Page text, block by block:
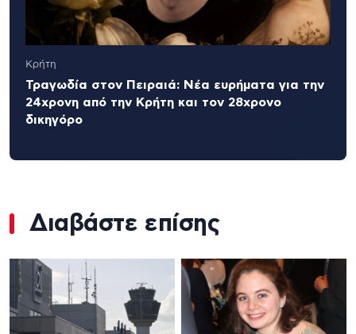
Κρήτη
Τραγωδία στον Πειραιά: Νέα ευρήματα για την
24χρονη από την Κρήτη και τον 28χρονο
δικηγόρο
Διαβάστε επίσης